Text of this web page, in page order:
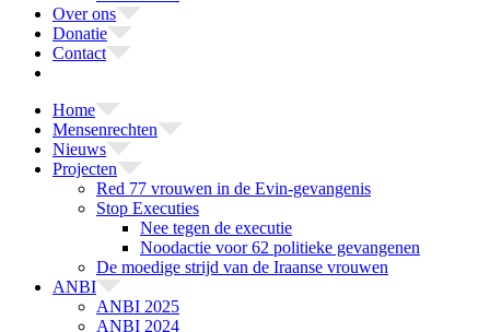
Over ons
Donatie
Contact
Home
Mensenrechten
Nieuws
Projecten
Red 77 vrouwen in de Evin-gevangenis
Stop Executies
Nee tegen de executie
Noodactie voor 62 politieke gevangenen
De moedige strijd van de Iraanse vrouwen
ANBI
ANBI 2025
ANBI 2024